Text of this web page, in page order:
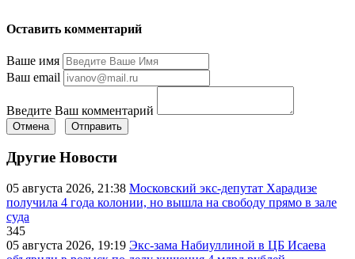
Оставить комментарий
Ваше имя
Ваш email
Введите Ваш комментарий
Отмена Отправить
Другие Новости
05 августа 2026, 21:38 Московский экс-депутат Харадизе
получила 4 года колонии, но вышла на свободу прямо в зале
суда
345
05 августа 2026, 19:19 Экс-зама Набиуллиной в ЦБ Исаева